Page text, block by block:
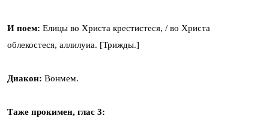
И поем: Елицы во Христа крестистеся, / во Христа
облекостеся, аллилуиа. [Трижды.]
Диакон: Вонмем.
Таже прокимен, глас 3: